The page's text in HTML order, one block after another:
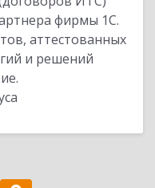
фирмы 1С.
аттестованных
и решений